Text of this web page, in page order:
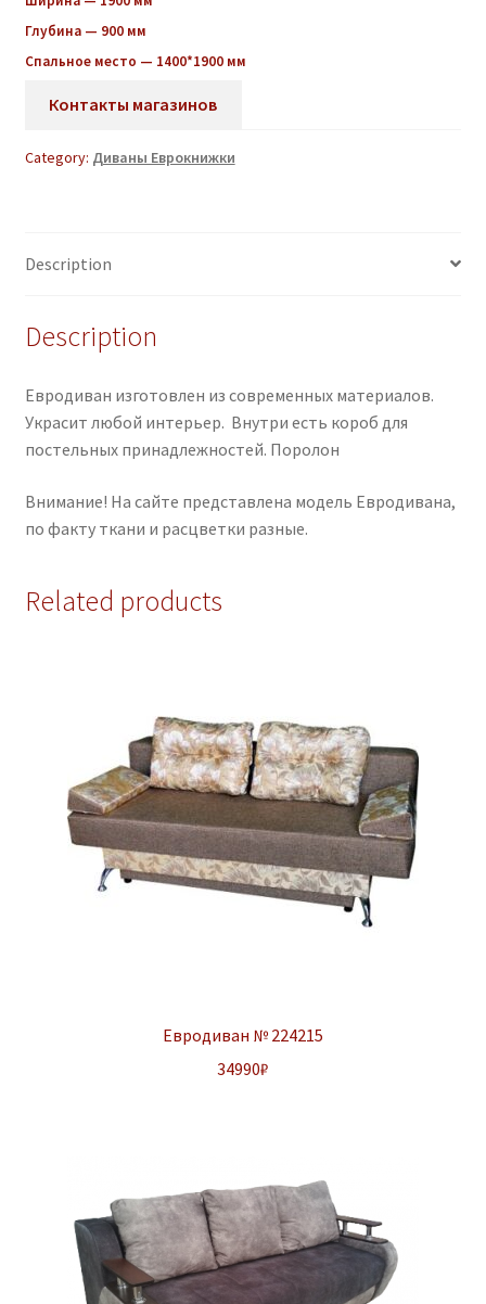
Глубина — 900 мм
Спальное место — 1400*1900 мм
Контакты магазинов
Category: Диваны Еврокнижки
Description
Description
Евродиван изготовлен из современных материалов.
Украсит любой интерьер. Внутри есть короб для
постельных принадлежностей. Поролон
Внимание! На сайте представлена модель Евродивана,
по факту ткани и расцветки разные.
Related products
Евродиван № 224215
34990₽